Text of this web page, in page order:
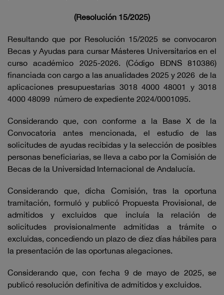
(Resolución 15/2025)
Resultando que por Resolución 15/2025 se convocaron
Becas y Ayudas para cursar Másteres Universitarios en el
curso académico 2025-2026. (Código BDNS 810386)
financiada con cargo a las anualidades 2025 y 2026 de la
aplicaciones presupuestarias 3018 4000 48001 y 3018
4000 48099 número de expediente 2024/0001095.
Considerando que, con conforme a la Base X de la
Convocatoria antes mencionada, el estudio de las
solicitudes de ayudas recibidas y la selección de posibles
personas beneficiarias, se lleva a cabo por la Comisión de
Becas de la Universidad Internacional de Andalucía.
Considerando que, dicha Comisión, tras la oportuna
tramitación, formuló y publicó Propuesta Provisional, de
admitidos y excluidos que incluía la relación de
solicitudes provisionalmente admitidas a trámite o
excluidas, concediendo un plazo de diez días hábiles para
la presentación de las oportunas alegaciones.
Considerando que, con fecha 9 de mayo de 2025, se
publicó resolución definitiva de admitidos y excluidos.